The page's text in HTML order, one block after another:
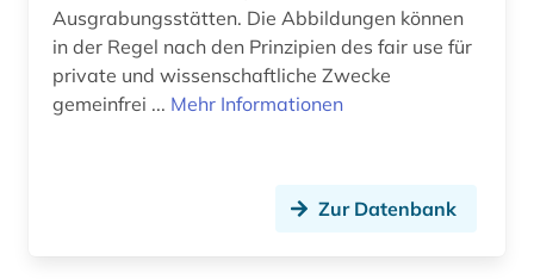
Ausgrabungsstätten. Die Abbildungen können
in der Regel nach den Prinzipien des fair use für
private und wissenschaftliche Zwecke
gemeinfrei ... Mehr Informationen
Zur Datenbank